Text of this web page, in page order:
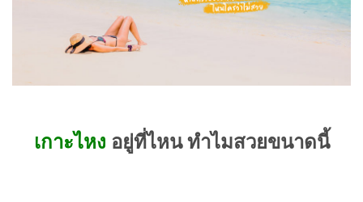
เกาะไหง อยู่ที่ไหน ทำไมสวยขนาดนี้